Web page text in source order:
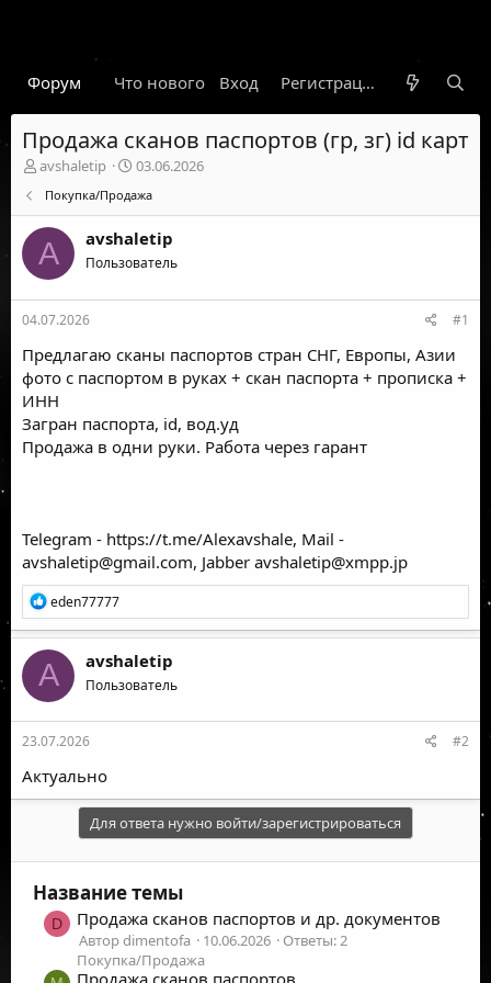
Форум Что нового Гарант Новости
Вход Регистрация
Продажа сканов паспортов (гр, зг) id карт
А
о
р
т
е
м
ы
avshaletip
Д
т
н
а
а
03.06.2026
Покупка/Продажа
A avshaletip
Пользователь
04.07.2026 #1
Предлагаю сканы паспортов стран СНГ, Европы, Азии
фото с паспортом в руках + скан паспорта + прописка +
ИНН
Загран паспорта, id, вод.уд
Продажа в одни руки. Работа через гарант
Telegram - https://t.me/Alexavshale, Mail -
avshaletip@gmail.com, Jabber avshaletip@xmpp.jp
Р
е
а
к
ц
и
и
:
eden77777
A avshaletip
Пользователь
23.07.2026 #2
Актуально
Для ответа нужно войти/зарегистрироваться
Название темы
D Продажа сканов паспортов и др. документов
Автор dimentofa 10.06.2026
Ответы: 2
Покупка/Продажа
Продажа сканов паспортов